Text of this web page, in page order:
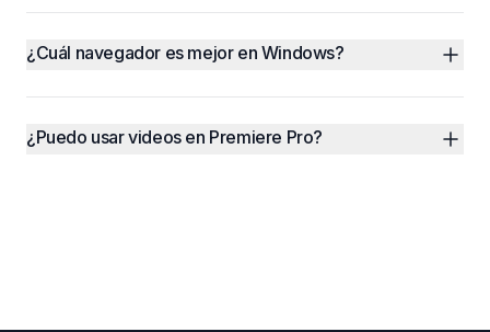
¿Cuál navegador es mejor en Windows?
¿Puedo usar videos en Premiere Pro?